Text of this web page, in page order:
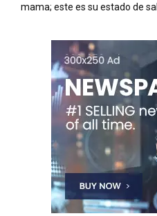
mama; este es su estado de